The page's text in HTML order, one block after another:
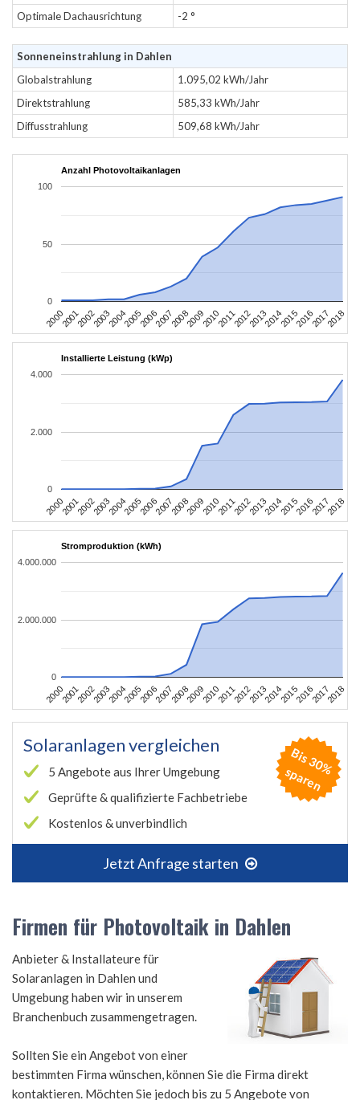
Optimale Dachausrichtung
-2 °
Sonneneinstrahlung in Dahlen
Globalstrahlung
1.095,02 kWh/Jahr
Direktstrahlung
585,33 kWh/Jahr
Diffusstrahlung
509,68 kWh/Jahr
Anzahl Photovoltaikanlagen
2000200120022003200420052006200720082009201020112012201320142015201620172018
0
50
100
Installierte Leistung (kWp)
2000200120022003200420052006200720082009201020112012201320142015201620172018
0
2.000
4.000
Stromproduktion (kWh)
2000200120022003200420052006200720082009201020112012201320142015201620172018
0
2.000.000
4.000.000
Solaranlagen vergleichen
5 Angebote aus Ihrer Umgebung
Geprüfte & qualifizierte Fachbetriebe
Kostenlos & unverbindlich
Jetzt Anfrage starten
B
is
3
0
%
s
p
a
r
e
n
Firmen für Photovoltaik in Dahlen
Anbieter & Installateure für
Solaranlagen in Dahlen und
Umgebung haben wir in unserem
Branchenbuch zusammengetragen.
Sollten Sie ein Angebot von einer
bestimmten Firma wünschen, können Sie die Firma direkt
kontaktieren. Möchten Sie jedoch bis zu 5 Angebote von